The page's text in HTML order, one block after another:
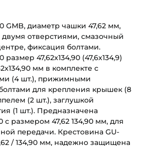
GMB, диаметр чашки 47,62 мм,
отверстиями, смазочный
фиксация болтами.
47,62х134,90 (47,6х134,9)
мм в комплекте с
(4 шт.), прижимными
для крепления крышек (8
(2 шт.), заглушкой
(1 шт.). Предназначена
с размером 47,62 134,90 мм, для
передачи. Крестовина GU-
/ 134,90 мм, надежно защищена